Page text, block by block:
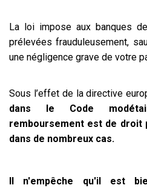
La loi impose aux banques
prélevées frauduleusement,
une négligence grave de votre
Sous l’effet de la directive
dans le Code
remboursement est de droit
dans de nombreux cas.
Il n'empêche qu'il est